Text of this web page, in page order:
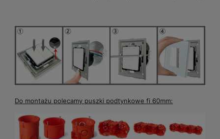
Do montażu polecamy puszki podtynkowe fi 60mm: